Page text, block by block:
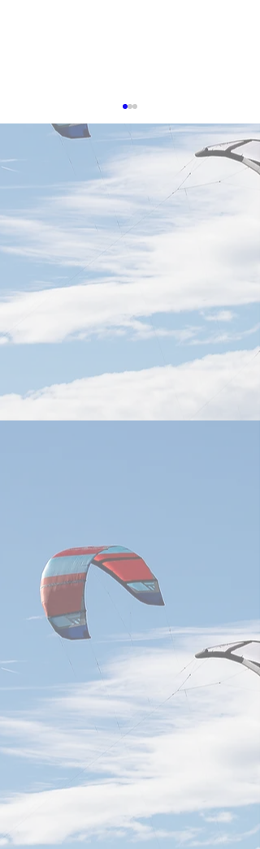
為替差損の警鐘鳴る
経済部が防護策を構築、中小
企業のヘッジ支援へ経済部は
「為替変動に対応する産業支
援タスクフォース」を立ち上
げ、初期段階として3か月間
の運用を開始した。また、中
小企業向けに三つの為替リス
クヘッジ手段を推奨し、為替
変動による影響の緩和と経営
の安定化を図る方針...